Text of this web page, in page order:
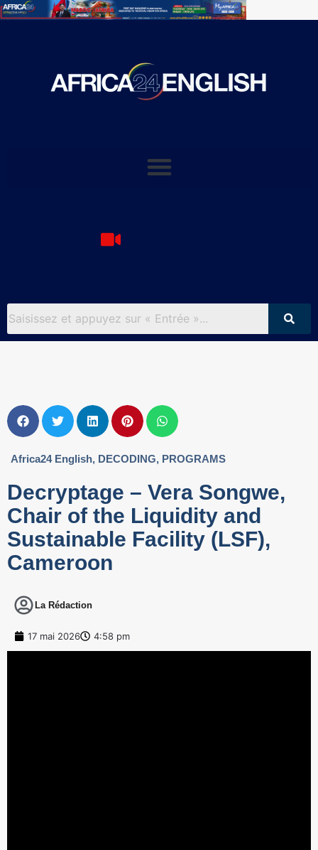
Africa24 English, DECODING, PROGRAMS
Decryptage – Vera Songwe,
Chair of the Liquidity and
Sustainable Facility (LSF),
Cameroon
La Rédaction
17 mai 2026 4:58 pm